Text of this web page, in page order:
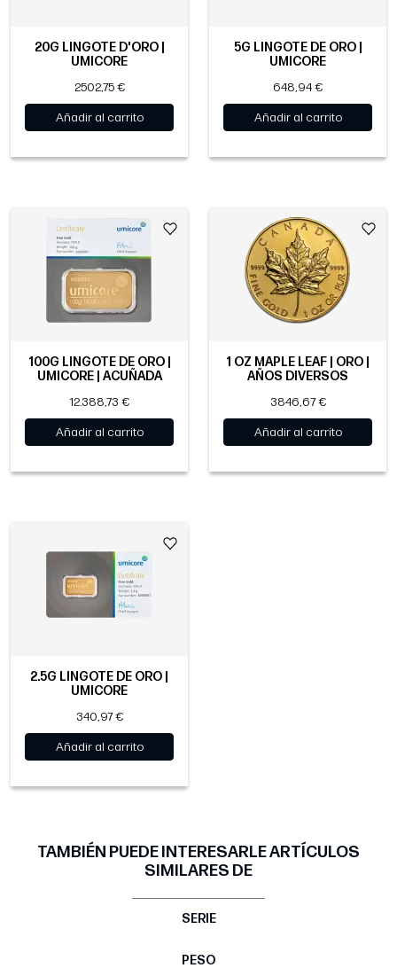
20G LINGOTE D'ORO |
UMICORE
2502,75 €
Añadir al carrito
5G LINGOTE DE ORO |
UMICORE
648,94 €
Añadir al carrito
100G LINGOTE DE ORO |
UMICORE | ACUÑADA
12.388,73 €
Añadir al carrito
1 OZ MAPLE LEAF | ORO |
AÑOS DIVERSOS
3846,67 €
Añadir al carrito
2.5G LINGOTE DE ORO |
UMICORE
340,97 €
Añadir al carrito
TAMBIÉN PUEDE INTERESARLE ARTÍCULOS
SIMILARES DE
SERIE
PESO